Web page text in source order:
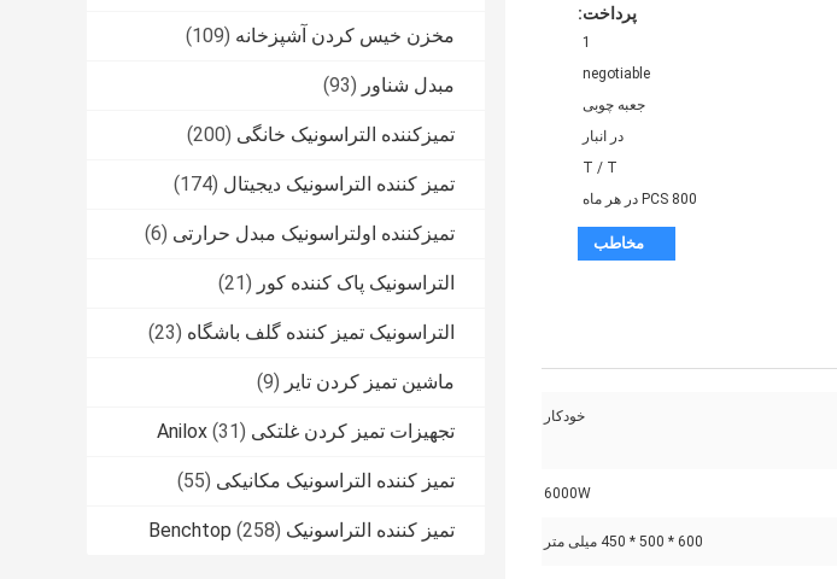
مخزن خیس کردن آشپزخانه (109)
مبدل شناور (93)
تمیزکننده التراسونیک خانگی (200)
تمیز کننده التراسونیک دیجیتال (174)
تمیزکننده اولتراسونیک مبدل حرارتی (6)
التراسونیک پاک کننده کور (21)
التراسونیک تمیز کننده گلف باشگاه (23)
ماشین تمیز کردن تایر (9)
تجهیزات تمیز کردن غلتکی Anilox (31)
تمیز کننده التراسونیک مکانیکی (55)
تمیز کننده التراسونیک Benchtop (258)
پرداخت:
1
negotiable
جعبه چوبی
در انبار
T / T
800 PCS در هر ماه
مخاطب
خودکار
6000W
600 * 500 * 450 میلی متر